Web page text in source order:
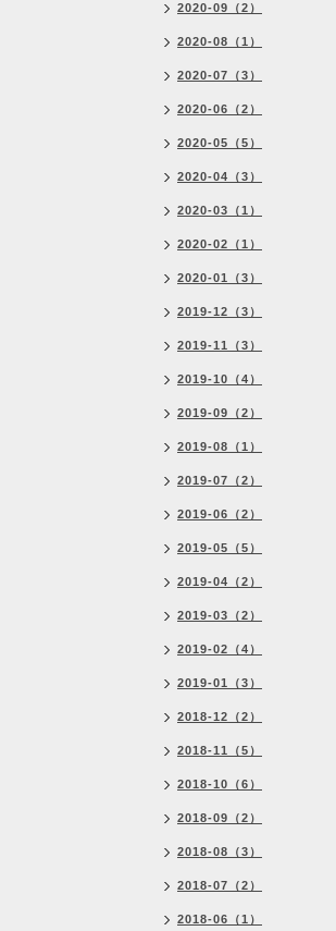
2020-09（2）
2020-08（1）
2020-07（3）
2020-06（2）
2020-05（5）
2020-04（3）
2020-03（1）
2020-02（1）
2020-01（3）
2019-12（3）
2019-11（3）
2019-10（4）
2019-09（2）
2019-08（1）
2019-07（2）
2019-06（2）
2019-05（5）
2019-04（2）
2019-03（2）
2019-02（4）
2019-01（3）
2018-12（2）
2018-11（5）
2018-10（6）
2018-09（2）
2018-08（3）
2018-07（2）
2018-06（1）